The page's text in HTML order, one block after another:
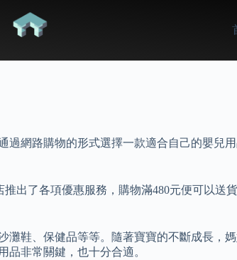
過網路購物的形式選擇一款適合自己的嬰兒
出了各項優惠服務，購物滿480元便可以送
鞋、保健品等等。隨著寶寶的不斷成長，
非常關鍵，也十分合適。